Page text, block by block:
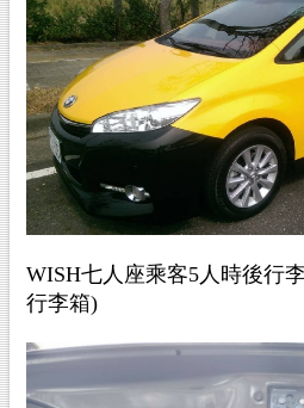
WISH七人座乘客5人時後行
行李箱)